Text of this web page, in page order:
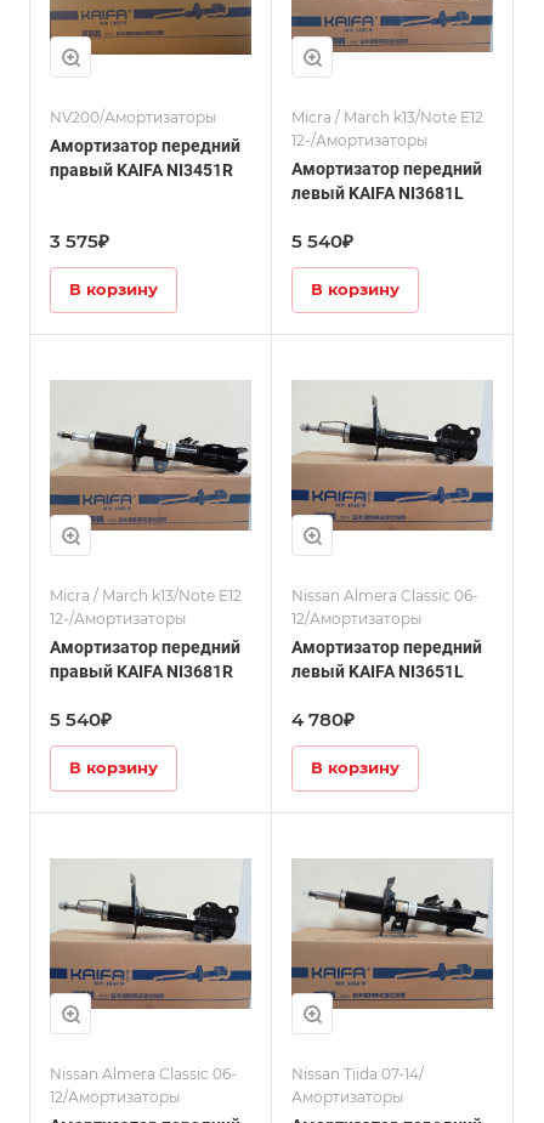
NV200/Амортизаторы
Амортизатор передний
правый KAIFA NI3451R
3 575₽
В корзину
Micra / March k13/Note E12
12-/Амортизаторы
Амортизатор передний
левый KAIFA NI3681L
5 540₽
В корзину
Micra / March k13/Note E12
12-/Амортизаторы
Амортизатор передний
правый KAIFA NI3681R
5 540₽
В корзину
Nissan Almera Classic 06-
12/Амортизаторы
Амортизатор передний
левый KAIFA NI3651L
4 780₽
В корзину
Nissan Almera Classic 06-
12/Амортизаторы
Nissan Tiida 07-14/
Амортизаторы